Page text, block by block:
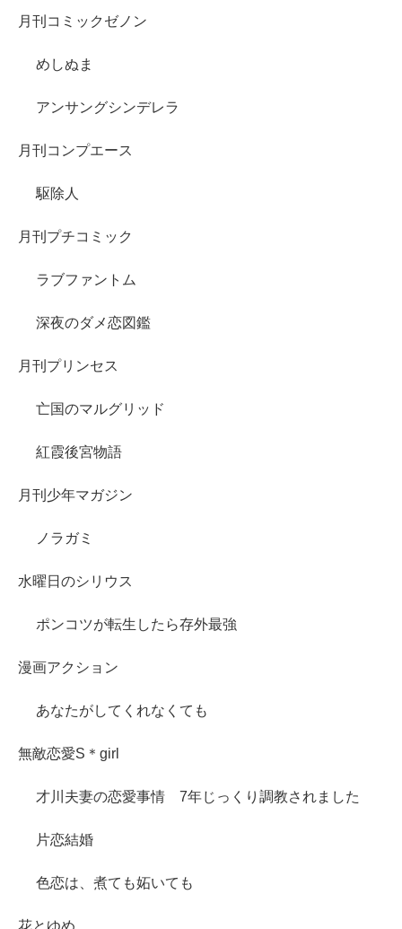
月刊コミックゼノン
めしぬま
アンサングシンデレラ
月刊コンプエース
駆除人
月刊プチコミック
ラブファントム
深夜のダメ恋図鑑
月刊プリンセス
亡国のマルグリッド
紅霞後宮物語
月刊少年マガジン
ノラガミ
水曜日のシリウス
ポンコツが転生したら存外最強
漫画アクション
あなたがしてくれなくても
無敵恋愛S＊girl
才川夫妻の恋愛事情 7年じっくり調教されました
片恋結婚
色恋は、煮ても妬いても
花とゆめ